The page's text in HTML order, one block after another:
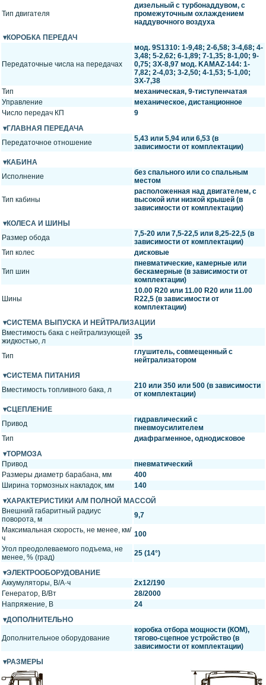
Тип двигателя
дизельный с турбонаддувом, с
промежуточным охлаждением
наддувочного воздуха
КОРОБКА ПЕРЕДАЧ
Передаточные числа на передачах
мод. 9S1310: 1-9,48; 2-6,58; 3-4,68; 4-
3,48; 5-2,62; 6-1,89; 7-1,35; 8-1,00; 9-
0,75; ЗХ-8,97 мод. KАМАZ-144: 1-
7,82; 2-4,03; 3-2,50; 4-1,53; 5-1,00;
ЗХ-7,38
Тип
механическая, 9-тиступенчатая
Управление
механическое, дистанционное
Число передач КП
9
ГЛАВНАЯ ПЕРЕДАЧА
Передаточное отношение
5,43 или 5,94 или 6,53 (в
зависимости от комплектации)
КАБИНА
Исполнение
без спального или со спальным
местом
Тип кабины
расположенная над двигателем, с
высокой или низкой крышей (в
зависимости от комплектации)
КОЛЕСА И ШИНЫ
Размер обода
7,5-20 или 7,5-22,5 или 8,25-22,5 (в
зависимости от комплектации)
Тип колес
дисковые
Тип шин
пневматические, камерные или
бескамерные (в зависимости от
комплектации)
Шины
10.00 R20 или 11.00 R20 или 11.00
R22,5 (в зависимости от
комплектации)
СИСТЕМА ВЫПУСКА И НЕЙТРАЛИЗАЦИИ
Вместимость бака с нейтрализующей
жидкостью, л
35
Тип
глушитель, совмещенный с
нейтрализатором
СИСТЕМА ПИТАНИЯ
Вместимость топливного бака, л
210 или 350 или 500 (в зависимости
от комплектации)
СЦЕПЛЕНИЕ
Привод
гидравлический с
пневмоусилителем
Тип
диафрагменное, однодисковое
ТОРМОЗА
Привод
пневматический
Размеры диаметр барабана, мм
400
Ширина тормозных накладок, мм
140
ХАРАКТЕРИСТИКИ А/М ПОЛНОЙ МАССОЙ
Внешний габаритный радиус
поворота, м
9,7
Максимальная скорость, не менее, км/
ч
100
Угол преодолеваемого подъема, не
менее, % (град)
25 (14°)
ЭЛЕКТРООБОРУДОВАНИЕ
Аккумуляторы, В/А·ч
2х12/190
Генератор, В/Вт
28/2000
Напряжение, B
24
ДОПОЛНИТЕЛЬНО
Дополнительное оборудование
коробка отбора мощности (КОМ),
тягово-сцепное устройство (в
зависимости от комплектации)
РАЗМЕРЫ